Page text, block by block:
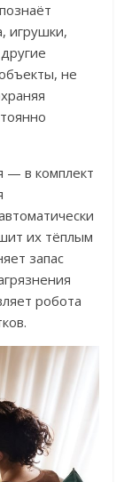
игрушки,
не
— в комплект
их тёплым
запас
робота